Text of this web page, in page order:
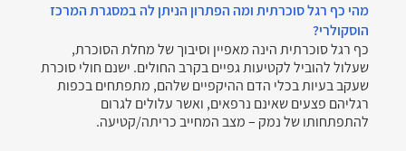
מהי כף רגל סוכרתית ומה הפתרון הניתן לה במסגרת המרכז
הוסקולרי?
כף רגל סוכרתית הינה מאפיין וסיבוך של מחלת הסוכרת,
שעלול להוביל לקטיעות גפיים בקרב החולים. ישנם חולי סוכרת
שעקב בעיות בכלי הדם ההיקפיים שלהם, מתפתחים בכפות
רגליהם פצעים שאינם נרפאים, ואשר עלולים לגרום
להתפתחותו של נמק – מצב המחייב כריתה/קטיעה.